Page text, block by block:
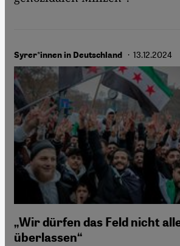
Syrer*innen in Deutschland · 13.12.2024
„Wir dürfen das Feld nicht
überlassen“